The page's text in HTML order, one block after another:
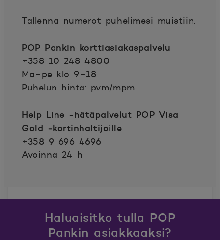
Tallenna numerot puhelimesi muistiin.
POP Pankin korttiasiakaspalvelu
+358 10 248 4800
Ma–pe klo 9–18
Puhelun hinta: pvm/mpm
Help Line ‑hätäpalvelut POP Visa
Gold ‑kortinhaltijoille
+358 9 696 4696
Avoinna 24 h
Haluaisitko tulla POP
Pankin asiakkaaksi?